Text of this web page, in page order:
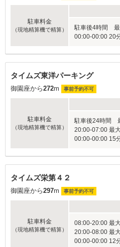
駐車料金
（現地精算機で精算）
駐車後4時間 最
00:00-00:00 20
タイムズ東洋パーキング
御園座から272m 事前予約不可
駐車料金
（現地精算機で精算）
駐車後24時間
20:00-07:00 最
00:00-00:00 15
タイムズ栄第４２
御園座から297m 事前予約不可
駐車料金
（現地精算機で精算）
08:00-20:00 最
20:00-08:00 最
00:00-00:00 12